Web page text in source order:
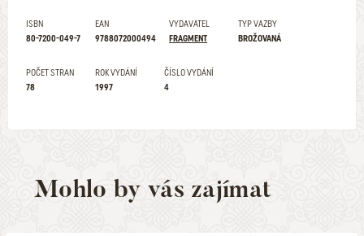
ISBN
80-7200-049-7
EAN
9788072000494
VYDAVATEL
FRAGMENT
TYP VAZBY
BROŽOVANÁ
POČET STRAN
78
ROK VYDÁNÍ
1997
ČÍSLO VYDÁNÍ
4
Mohlo by vás zajímat